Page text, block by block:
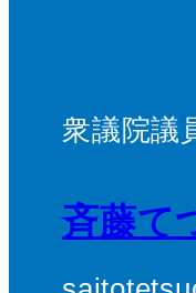
衆議院議
斉藤て